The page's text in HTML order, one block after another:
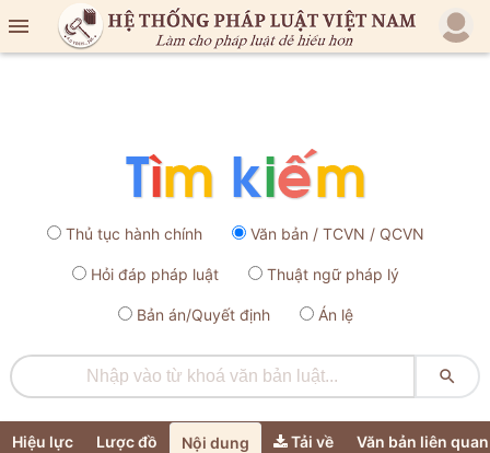

Thủ tục hành chính Văn bản / TCVN / QCVN
Hỏi đáp pháp luật Thuật ngữ pháp lý
Bản án/Quyết định Án lệ

Hiệu lực Lược đồ Nội dung Tải về Văn bản liên quan